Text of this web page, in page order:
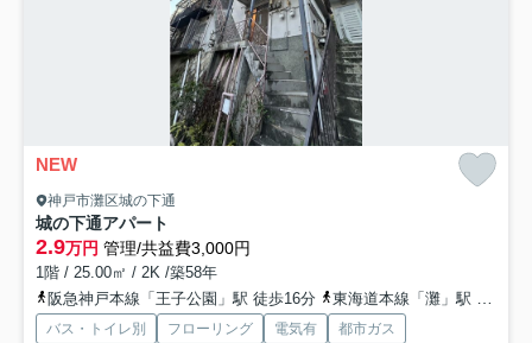
NEW
神戸市灘区城の下通
城の下通アパート
2.9万円 管理/共益費3,000円
1階 / 25.00㎡ / 2K /築58年
阪急神戸本線「王子公園」駅 徒歩16分
東海道本線「灘」駅 徒歩21分
バス・トイレ別 フローリング 電気有
都市ガス